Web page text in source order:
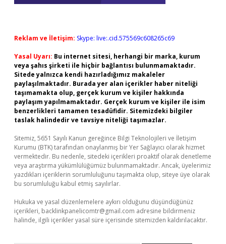
Reklam ve İletişim: Skype: live:.cid.575569c608265c69
Yasal Uyarı: Bu internet sitesi, herhangi bir marka, kurum
veya şahıs şirketi ile hiçbir bağlantısı bulunmamaktadır.
Sitede yalnızca kendi hazırladığımız makaleler
paylaşılmaktadır. Burada yer alan içerikler haber niteliği
taşımamakta olup, gerçek kurum ve kişiler hakkında
paylaşım yapılmamaktadır. Gerçek kurum ve kişiler ile isim
benzerlikleri tamamen tesadüfidir. Sitemizdeki bilgiler
taslak halindedir ve tavsiye niteliği taşımazlar.
Sitemiz, 5651 Sayılı Kanun gereğince Bilgi Teknolojileri ve İletişim
Kurumu (BTK) tarafından onaylanmış bir Yer Sağlayıcı olarak hizmet
vermektedir. Bu nedenle, sitedeki içerikleri proaktif olarak denetleme
veya araştırma yükümlülüğümüz bulunmamaktadır. Ancak, üyelerimiz
yazdıkları içeriklerin sorumluluğunu taşımakta olup, siteye üye olarak
bu sorumluluğu kabul etmiş sayılırlar.
Hukuka ve yasal düzenlemelere aykırı olduğunu düşündüğünüz
içerikleri, backlinkpanelicomtr@gmail.com adresine bildirmeniz
halinde, ilgili içerikler yasal süre içerisinde sitemizden kaldırılacaktır.